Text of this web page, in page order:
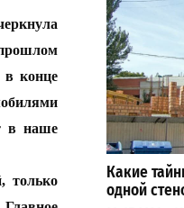
в конце
в наше
только
Какие
одной